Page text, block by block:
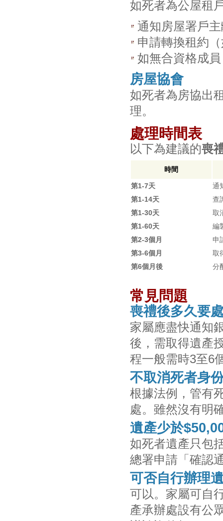
如死者為公屋租
通知房屋署戶
申請轉換租約
如無合資格成
房屋協會
如死者為房協出
理。
處理時間表
以下為建議的喪
時間
第1-7天
通
第1-14天
查
第1-30天
取
第1-60天
編
第2-3個月
申
第3-6個月
取
第6個月後
分
常見問題
喪禮後多久要
家屬應盡快通知
後，需取得遺產
程一般需時3至6
不取消死者身
根據法例，管有
處。雖然沒有明
遺產少於
如死者遺產只包
總署申請「確認
可否自行辦理
可以。家屬可自
產承辦處設有公